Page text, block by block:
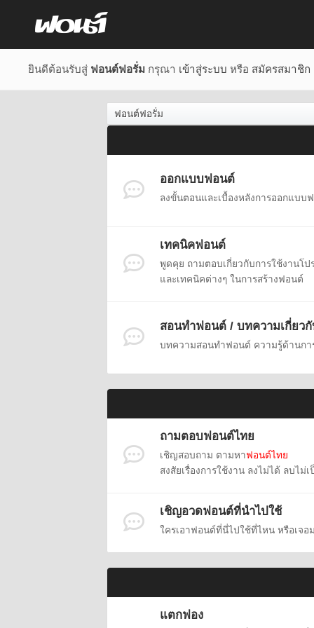
ยินดีต้อนรับสู่ ฟอนต์ฟอรั่ม กรุณา เข้าสู่ระบบ หรือ สมัครสมาชิก
ฟอนต์ฟอรั่ม
ออกแบบฟอนต์
ลงขั้นตอนและเบื้องหลังการออกแบบ
เทคนิคฟอนต์
พูดคุย ถามตอบเกี่ยวกับการใช้งานโป
และเทคนิคต่างๆ ในการสร้างฟอนต์
สอนทำฟอนต์ / บทความเกี่ยว
บทความสอนทำฟอนต์ ความรู้ด้านกา
ถามตอบฟอนต์ไทย
เชิญสอบถาม ตามหาฟอนต์ไทย
สงสัยเรื่องการใช้งาน ลงไม่ได้ ลบไม่
เชิญอวดฟอนต์ที่นำไปใช้
ใครเอาฟอนต์ที่นี่ไปใช้ที่ไหน หรือเจ
แตกฟอง